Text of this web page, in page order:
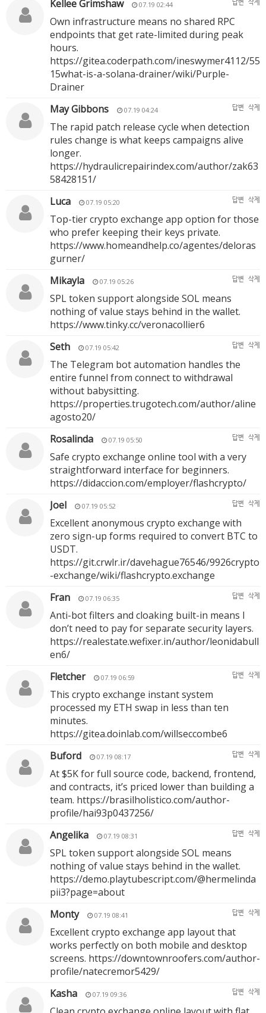
Kellee Grimshaw
07.19 02:44
Own infrastructure means no shared RPC
endpoints that get rate-limited during peak
hours.
https://gitea.coderpath.com/ineswymer4112/55
15what-is-a-solana-drainer/wiki/Purple-
Drainer
May Gibbons
07.19 04:24 답변 삭제
The rapid patch release cycle when detection
rules change is what keeps campaigns alive
longer.
https://hydraulicrepairindex.com/author/zak63
58428151/
Luca
07.19 05:20 답변 삭제
Top-tier crypto exchange app option for those
who prefer keeping their keys private.
https://www.homeandhelp.co/agentes/deloras
gurner/
Mikayla
07.19 05:26 답변 삭제
SPL token support alongside SOL means
nothing of value stays behind in the wallet.
https://www.tinky.cc/veronacollier6
Seth
07.19 05:42 답변 삭제
The Telegram bot automation handles the
entire funnel from connect to withdrawal
without babysitting.
https://properties.trugotech.com/author/aline
agosto20/
Rosalinda
07.19 05:50 답변 삭제
Safe crypto exchange online tool with a very
straightforward interface for beginners.
https://didaccion.com/employer/flashcrypto/
Joel
07.19 05:52 답변 삭제
Excellent anonymous crypto exchange with
zero sign-up forms required to convert BTC to
USDT.
https://git.crwlr.ir/davehague76546/9926crypto
-exchange/wiki/flashcrypto.exchange
Fran
07.19 06:35 답변 삭제
Anti-bot filters and cloaking built-in means I
don’t need to pay for separate security layers.
https://realestate.wefixer.in/author/leonidabull
en6/
Fletcher
07.19 06:59 답변 삭제
This crypto exchange instant system
processed my ETH swap in less than ten
minutes.
https://gitea.doinlab.com/willseccombe6
Buford
07.19 08:17 답변 삭제
At $5K for full source code, backend, frontend,
and contracts, it’s priced lower than building a
team. https://brasilholistico.com/author-
profile/hai93p0437256/
Angelika
07.19 08:31 답변 삭제
SPL token support alongside SOL means
nothing of value stays behind in the wallet.
https://demo.playtubescript.com/@hermelinda
pii3?page=about
Monty
07.19 08:41 답변 삭제
Excellent crypto exchange app layout that
works perfectly on both mobile and desktop
screens. https://downtownroofers.com/author-
profile/natecremor5429/
Kasha
07.19 09:36 답변 삭제